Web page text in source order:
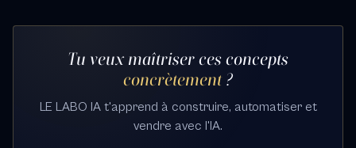
Tu veux maîtriser ces concepts
concrètement?
LE LABO IA t'apprend à construire, automatiser et
vendre avec l'IA.